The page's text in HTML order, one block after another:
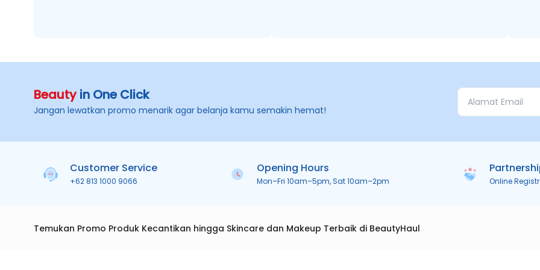
Beautyin One Click
Jangan lewatkan promo menarik agar belanja kamu semakin hemat!
Customer Service
+62 813 1000 9066
Opening Hours
Mon–Fri 10am–5pm, Sat 10am–2pm Online
Temukan Promo Produk Kecantikan hingga Skincare dan Makeup Terbaik di BeautyHaul